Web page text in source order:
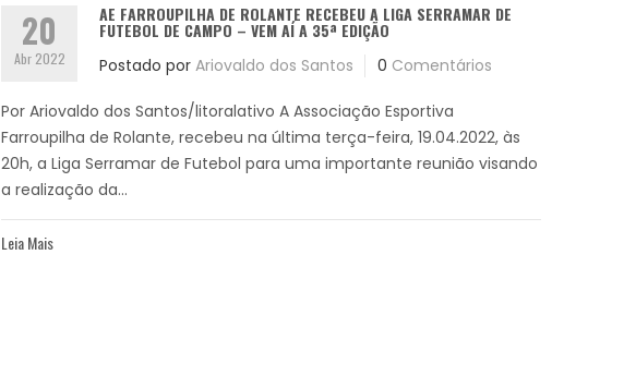
20
Abr 2022
AE FARROUPILHA DE ROLANTE RECEBEU A LIGA SERRAMAR DE
FUTEBOL DE CAMPO – VEM AÍ A 35ª EDIÇÃO
Postado por Ariovaldo dos Santos 0 Comentários
Por Ariovaldo dos Santos/litoralativo A Associação Esportiva
Farroupilha de Rolante, recebeu na última terça-feira, 19.04.2022, às
20h, a Liga Serramar de Futebol para uma importante reunião visando
a realização da...
Leia Mais